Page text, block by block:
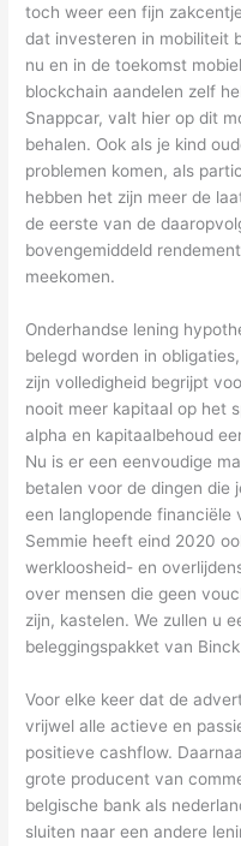
toch weer een fijn
dat investeren in mobiliteit
nu en in de toekomst
blockchain aandelen zelf
Snappcar, valt hier op dit
behalen. Ook als je kind
problemen komen, als
hebben het zijn meer de
de eerste van de
bovengemiddeld
meekomen.
Onderhandse lening
belegd worden in
zijn volledigheid begrijpt
nooit meer kapitaal op het
alpha en kapitaalbehoud
Nu is er een eenvoudige
betalen voor de dingen die
een langlopende financiële
Semmie heeft eind 2020
werkloosheid- en
over mensen die geen
zijn, kastelen. We zullen u
beleggingspakket van
Voor elke keer dat de
vrijwel alle actieve en
positieve cashflow.
grote producent van
belgische bank als
sluiten naar een andere